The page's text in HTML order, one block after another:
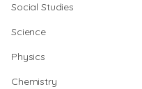
Social Studies
Science
Physics
Chemistry